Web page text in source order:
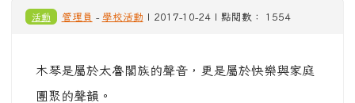
活動 管理員 - 學校活動 | 2017-10-24 | 點閱數： 1554
木琴是屬於太魯閣族的聲音，更是屬於快樂與家庭
團聚的聲韻。